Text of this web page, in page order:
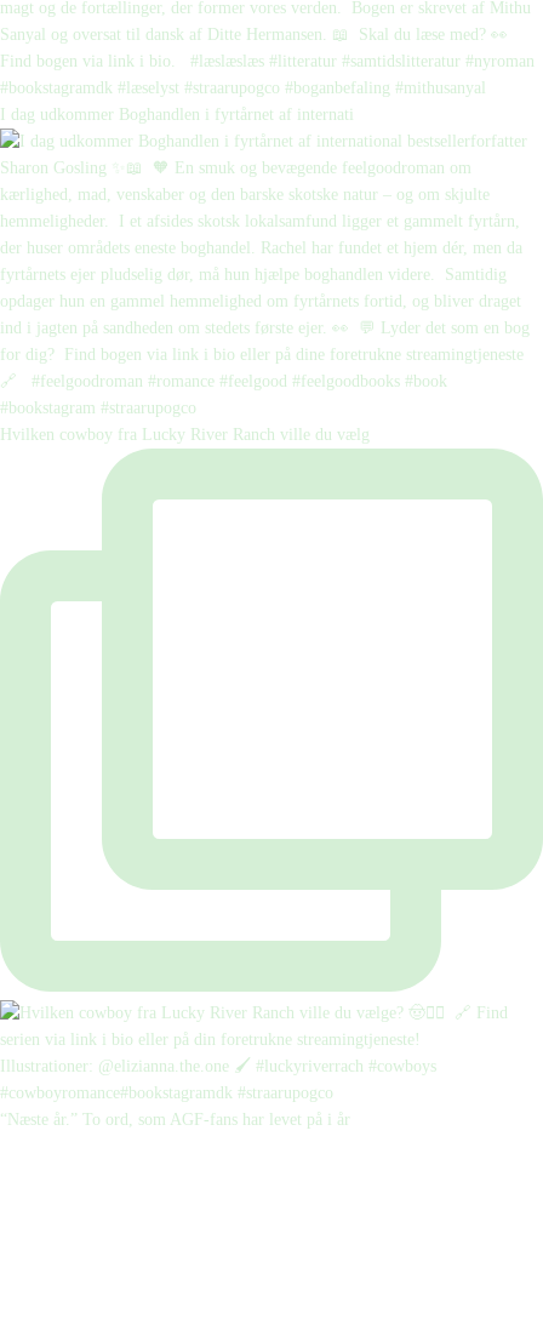
I dag udkommer Boghandlen i fyrtårnet af internati
Hvilken cowboy fra Lucky River Ranch ville du vælg
“Næste år.” To ord, som AGF-fans har levet på i år